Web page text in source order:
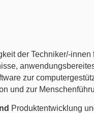
der Techniker/-
zur
und zur
Produktentwicklung